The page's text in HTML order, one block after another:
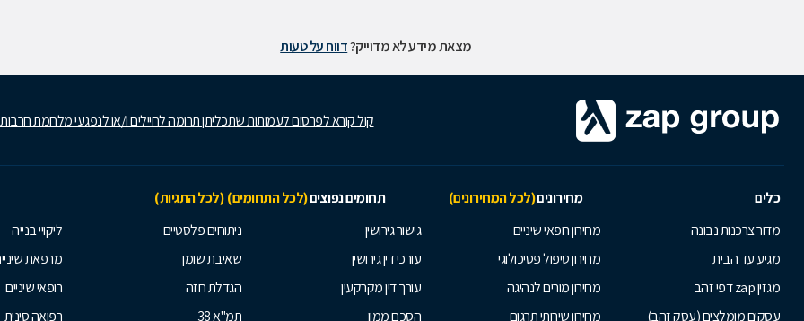
מצאת מידע לא מדוייק?דווח על טעות
קול קורא לפרסום לעמותות שתכליתן תרומה לחיילים ו/או לנפגעי מלחמת
כלים מחירונים(לכל המחירונים) תחומים נפוצים(לכל התחומים) (לכל התגיות)
מדור צרכנות נבונה
מגיע עד הבית
מגזין zap דפי זהב
עסקים מומלצים (עסק זהב)
מחירון רופאי שיניים
מחירון טיפול פסיכולוגי
מחירון מורים לנהיגה
מחירון שירותי תרגום
גישור גירושין
עורכי דין גירושין
עורך דין מקרקעין
הסכם ממון
ניתוחים פלסטיים
שאיבת שומן
הגדלת חזה
תמ"א 38
ליקויי בנייה
מרפאת
רופאי שיניים
רפואה סינית